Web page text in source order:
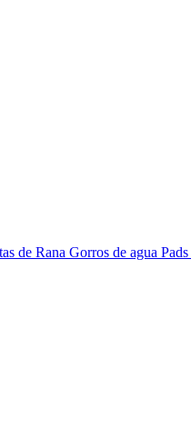
de Rana Gorros de agua Pads